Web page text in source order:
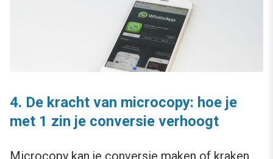
4. De kracht van microcopy: hoe je
met 1 zin je conversie verhoogt